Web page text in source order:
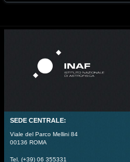
SEDE CENTRALE:
Viale del Parco Mellini 84
00136 ROMA
Tel. (+39) 06 355331